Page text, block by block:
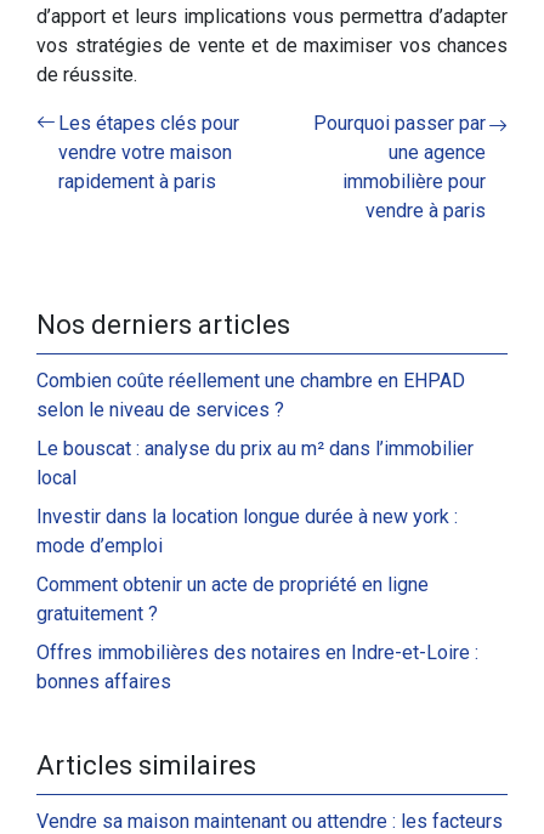
d’apport et leurs implications vous permettra d’adapter
vos stratégies de vente et de maximiser vos chances
de réussite.
Les étapes clés pour
vendre votre maison
rapidement à paris
Pourquoi passer par
une agence
immobilière pour
vendre à paris
Nos derniers articles
Combien coûte réellement une chambre en EHPAD
selon le niveau de services ?
Le bouscat : analyse du prix au m² dans l’immobilier
local
Investir dans la location longue durée à new york :
mode d’emploi
Comment obtenir un acte de propriété en ligne
gratuitement ?
Offres immobilières des notaires en Indre-et-Loire :
bonnes affaires
Articles similaires
Vendre sa maison maintenant ou attendre : les facteurs